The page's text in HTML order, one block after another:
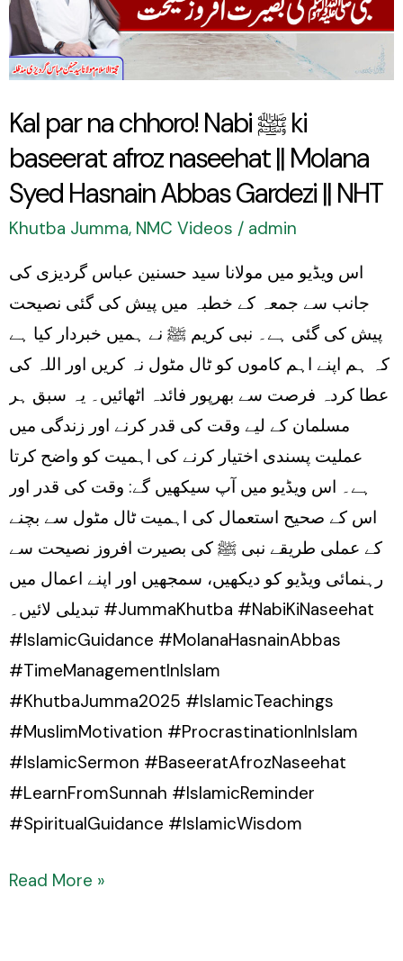
Kal par na chhoro! Nabi ﷺ ki
baseerat afroz naseehat || Molana
Syed Hasnain Abbas Gardezi || NHT
Khutba Jumma, NMC Videos / admin
اس ویڈیو میں مولانا سید حسنین عباس گردیزی کی
جانب سے جمعہ کے خطبہ میں پیش کی گئی نصیحت
پیش کی گئی ہے۔ نبی کریم ﷺ نے ہمیں خبردار کیا ہے
کہ ہم اپنے اہم کاموں کو ٹال مٹول نہ کریں اور اللہ کی
عطا کردہ فرصت سے بھرپور فائدہ اٹھائیں۔ یہ سبق ہر
مسلمان کے لیے وقت کی قدر کرنے اور زندگی میں
عملیت پسندی اختیار کرنے کی اہمیت کو واضح کرتا
ہے۔ اس ویڈیو میں آپ سیکھیں گے: وقت کی قدر اور
اس کے صحیح استعمال کی اہمیت ٹال مٹول سے بچنے
کے عملی طریقے نبی ﷺ کی بصیرت افروز نصیحت سے
رہنمائی ویڈیو کو دیکھیں، سمجھیں اور اپنے اعمال میں
تبدیلی لائیں۔ #JummaKhutba #NabiKiNaseehat
#IslamicGuidance #MolanaHasnainAbbas
#TimeManagementInIslam
#KhutbaJumma2025 #IslamicTeachings
#MuslimMotivation #ProcrastinationInIslam
#IslamicSermon #BaseeratAfrozNaseehat
#LearnFromSunnah #IslamicReminder
#SpiritualGuidance #IslamicWisdom
ﷺ
ki
afroz
naseehat
||
Molana
Hasnain
Abbas
Gardezi
||
NHT
Read More »